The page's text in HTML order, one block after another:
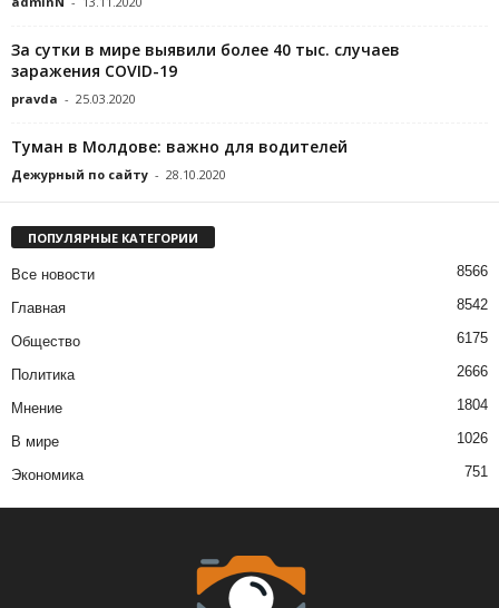
За сутки в мире выявили более 40 тыс. случаев
заражения COVID-19
pravda - 25.03.2020
Туман в Молдове: важно для водителей
Дежурный по сайту - 28.10.2020
ПОПУЛЯРНЫЕ КАТЕГОРИИ
Все новости 8566
Главная 8542
Общество 6175
Политика 2666
Мнение 1804
В мире 1026
Экономика 751